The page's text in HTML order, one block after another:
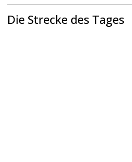
Die Strecke des Tages